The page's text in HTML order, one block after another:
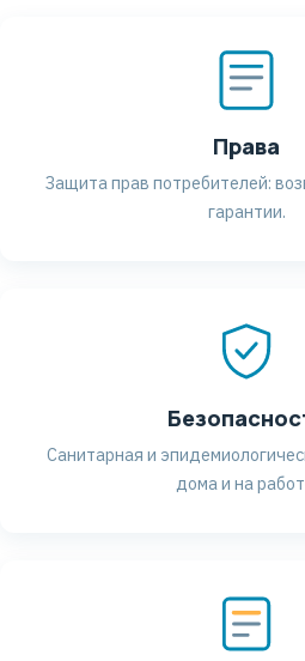
Права
Защита прав потребителей:
гарантии.
Санитарная и
дома и на